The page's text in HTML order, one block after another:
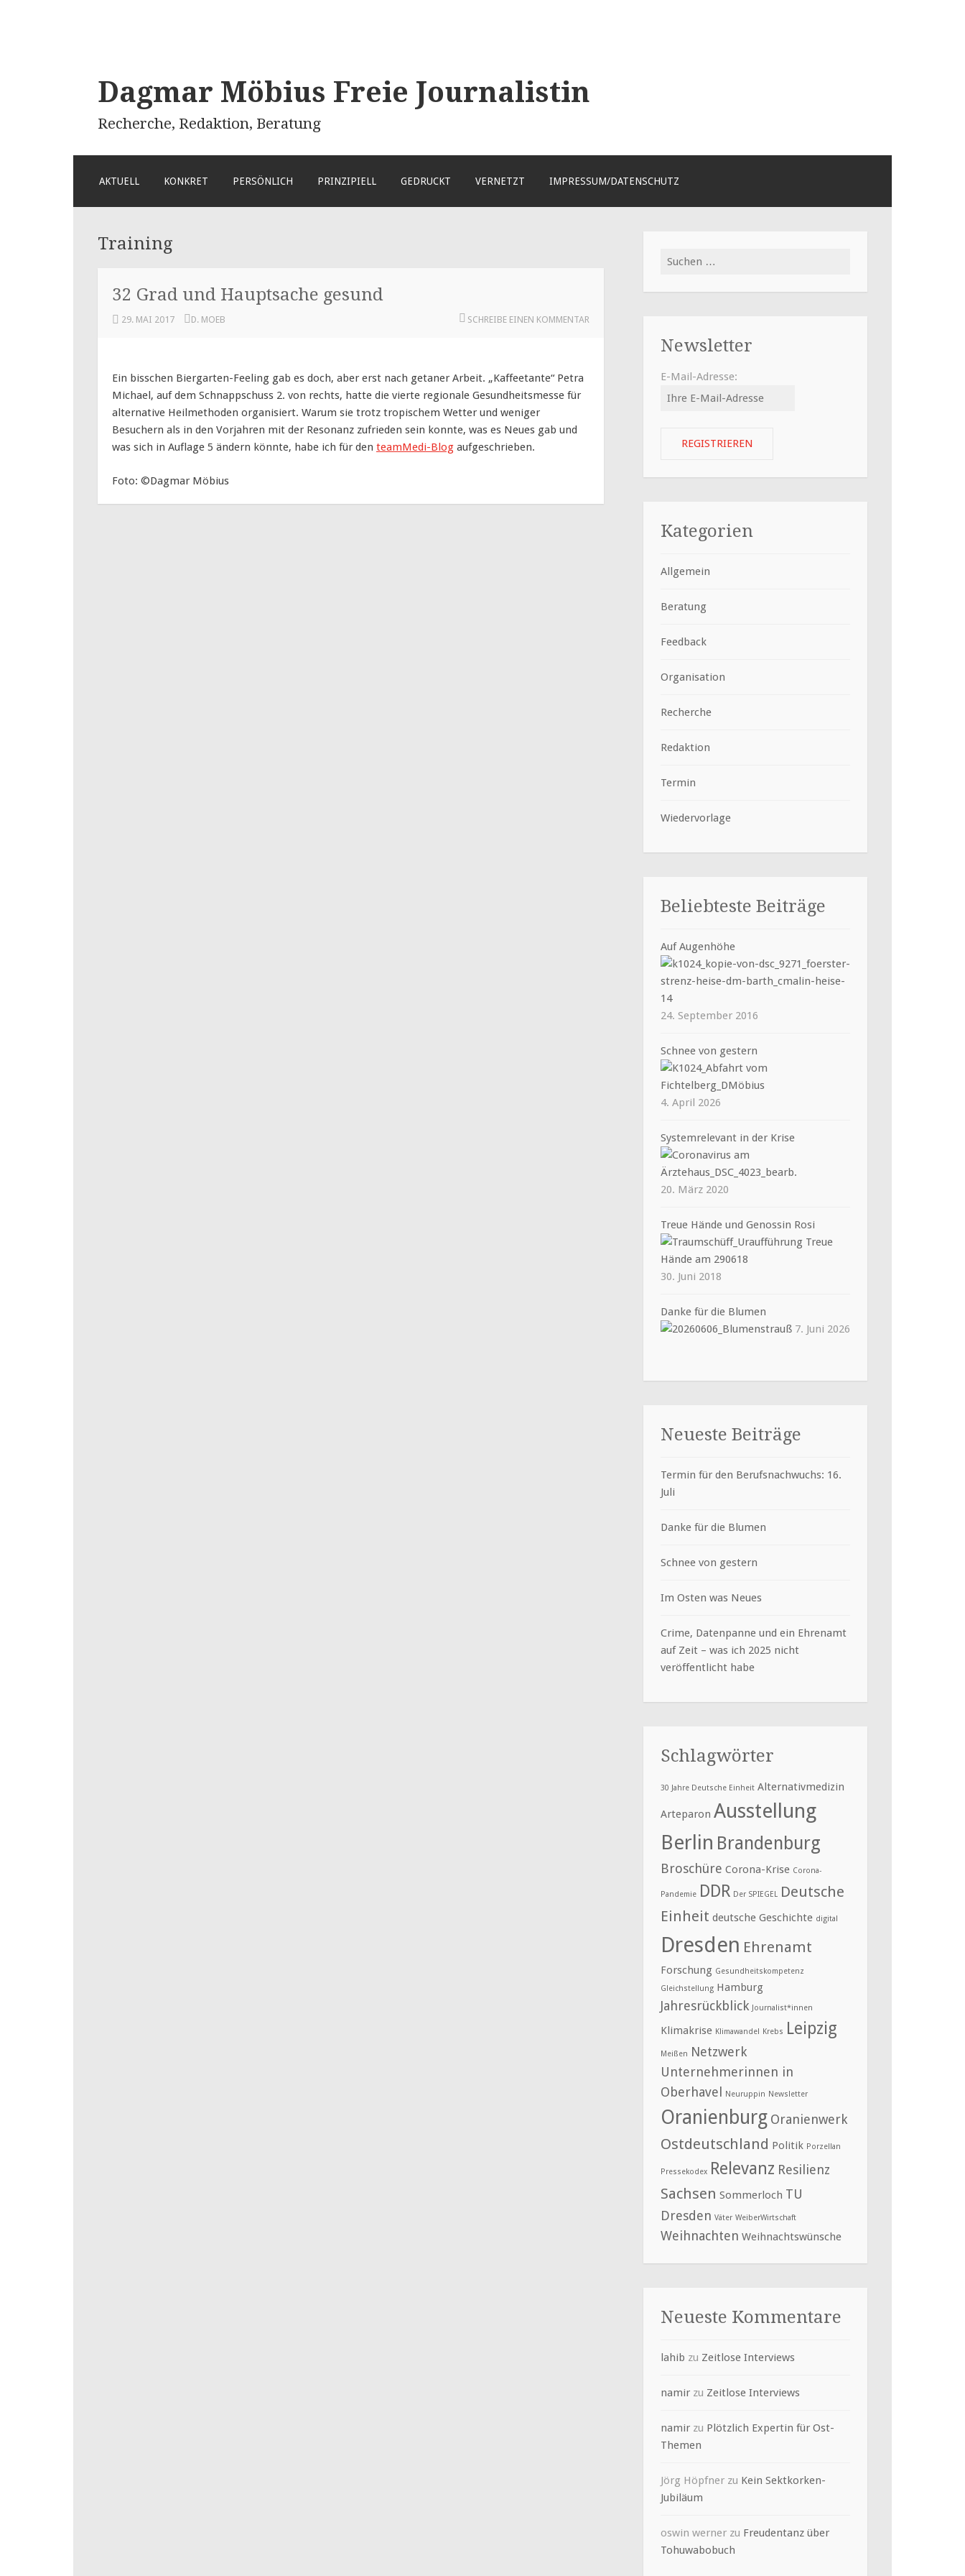
Dagmar Möbius Freie Journalistin
Recherche, Redaktion, Beratung
SPRINGEN
AKTUELL KONKRET PERSÖNLICH PRINZIPIELL GEDRUCKT VERNETZT IMPRESSUM/DATENSCHUTZ
Training
32 Grad und Hauptsache gesund
29. MAI 2017 D. MOEB SCHREIBE EINEN KOMMENTAR
Ein bisschen Biergarten-Feeling gab es doch, aber erst nach getaner Arbeit. „Kaffeetante“ Petra
Michael, auf dem Schnappschuss 2. von rechts, hatte die vierte regionale Gesundheitsmesse für
alternative Heilmethoden organisiert. Warum sie trotz tropischem Wetter und weniger
Besuchern als in den Vorjahren mit der Resonanz zufrieden sein konnte, was es Neues gab und
was sich in Auflage 5 ändern könnte, habe ich für den teamMedi-Blog aufgeschrieben.
Foto: ©Dagmar Möbius
Suchen
Newsletter
E-Mail-Adresse:
Kategorien
Allgemein
Beratung
Feedback
Organisation
Recherche
Redaktion
Termin
Wiedervorlage
Beliebteste Beiträge
Auf Augenhöhe
24. September 2016
Schnee von gestern
4. April 2026
Systemrelevant in der Krise
20. März 2020
Treue Hände und Genossin Rosi
30. Juni 2018
Danke für die Blumen
7. Juni 2026
Neueste Beiträge
Termin für den Berufsnachwuchs: 16.
Juli
Danke für die Blumen
Schnee von gestern
Im Osten was Neues
Crime, Datenpanne und ein Ehrenamt
auf Zeit – was ich 2025 nicht
veröffentlicht habe
Schlagwörter
30 Jahre Deutsche Einheit Alternativmedizin
Arteparon Ausstellung
Berlin Brandenburg
Broschüre Corona-Krise Corona-
Pandemie DDR Der SPIEGEL Deutsche
Einheit deutsche Geschichte digital
Dresden Ehrenamt
Forschung Gesundheitskompetenz
Gleichstellung Hamburg
Jahresrückblick Journalist*innen
Klimakrise Klimawandel Krebs Leipzig
Meißen Netzwerk
Unternehmerinnen in
Oberhavel
Neuruppin Newsletter
Oranienburg Oranienwerk
Ostdeutschland Politik Porzellan
Pressekodex Relevanz Resilienz
Sachsen Sommerloch TU
Dresden Väter WeiberWirtschaft
Weihnachten Weihnachtswünsche
Neueste Kommentare
lahib zu Zeitlose Interviews
namir zu Zeitlose Interviews
namir zu Plötzlich Expertin für Ost-
Themen
Jörg Höpfner zu Kein Sektkorken-
Jubiläum
oswin werner zu Freudentanz über
Tohuwabobuch